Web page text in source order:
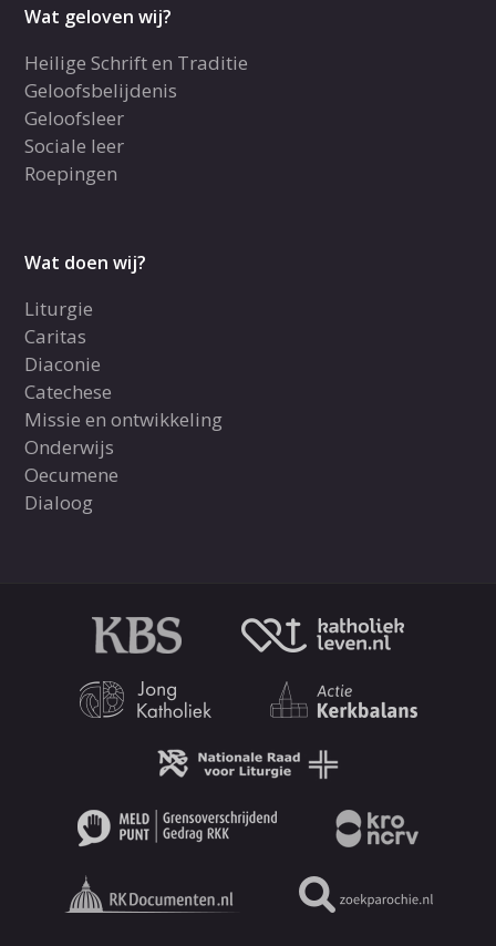
Wat geloven wij?
Heilige Schrift en Traditie
Geloofsbelijdenis
Geloofsleer
Sociale leer
Roepingen
Wat doen wij?
Liturgie
Caritas
Diaconie
Catechese
Missie en ontwikkeling
Onderwijs
Oecumene
Dialoog